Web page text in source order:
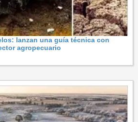
lanzan una guía técnica con
agropecuario